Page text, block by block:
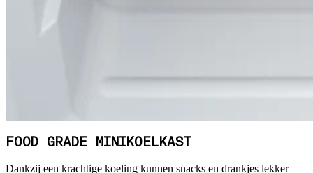
FOOD GRADE MINIKOELKAST
Dankzij een krachtige koeling kunnen snacks en drankjes lekker